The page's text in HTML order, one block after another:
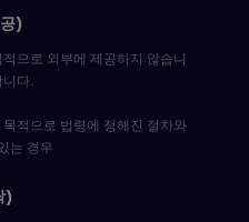
)
으로 외부에 제공하지 않습니
다.
적으로 법령에 정해진 절차와
는 경우
)